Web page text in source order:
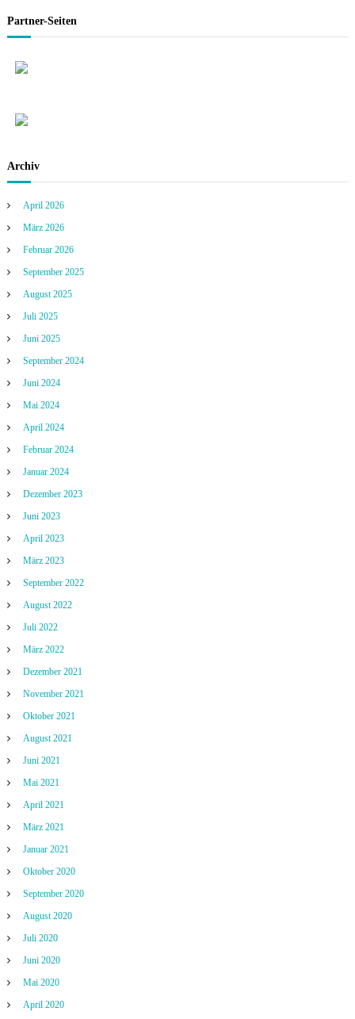
Partner-Seiten
Archiv
April 2026
März 2026
Februar 2026
September 2025
August 2025
Juli 2025
Juni 2025
September 2024
Juni 2024
Mai 2024
April 2024
Februar 2024
Januar 2024
Dezember 2023
Juni 2023
April 2023
März 2023
September 2022
August 2022
Juli 2022
März 2022
Dezember 2021
November 2021
Oktober 2021
August 2021
Juni 2021
Mai 2021
April 2021
März 2021
Januar 2021
Oktober 2020
September 2020
August 2020
Juli 2020
Juni 2020
Mai 2020
April 2020